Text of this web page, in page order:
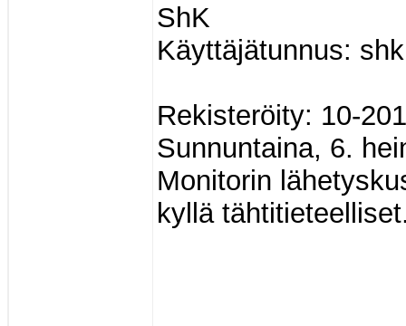
ShK
Käyttäjätunnus: shk
Rekisteröity: 10-
Sunnuntaina, 6.
Monitorin
kyllä